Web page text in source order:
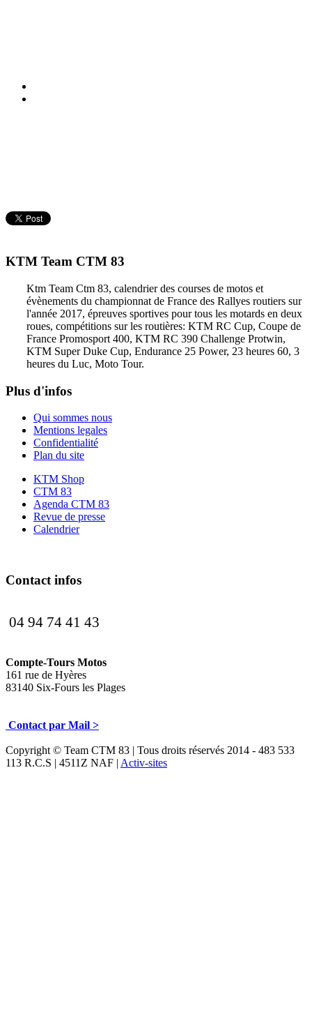
KTM Team CTM 83
Ktm Team Ctm 83, calendrier des courses de motos et
évènements du championnat de France des Rallyes routiers sur
l'année 2017, épreuves sportives pour tous les motards en deux
roues, compétitions sur les routières: KTM RC Cup, Coupe de
France Promosport 400, KTM RC 390 Challenge Protwin,
KTM Super Duke Cup, Endurance 25 Power, 23 heures 60, 3
heures du Luc, Moto Tour.
Plus d'infos
Qui sommes nous
Mentions legales
Confidentialité
Plan du site
KTM Shop
CTM 83
Agenda CTM 83
Revue de presse
Calendrier
Contact infos
04 94 74 41 43
Compte-Tours Motos
161 rue de Hyères
83140 Six-Fours les Plages
Contact par Mail >
Copyright © Team CTM 83 | Tous droits réservés 2014 - 483 533
113 R.C.S | 4511Z NAF | Activ-sites